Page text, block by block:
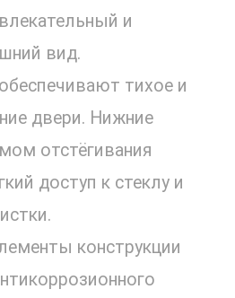
и
вид.
тихое и
двери. Нижние
отстёгивания
доступ к стеклу и
конструкции